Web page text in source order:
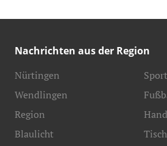
Nachrichten aus der Region
Nürtingen
Wendlingen
Region
Blaulicht
Sport